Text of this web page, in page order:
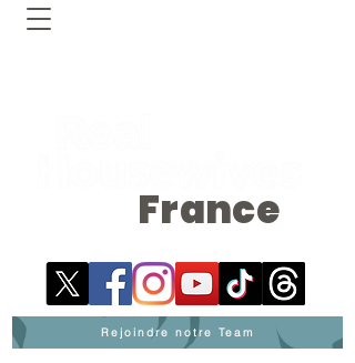
France
Rejoindre notre Team